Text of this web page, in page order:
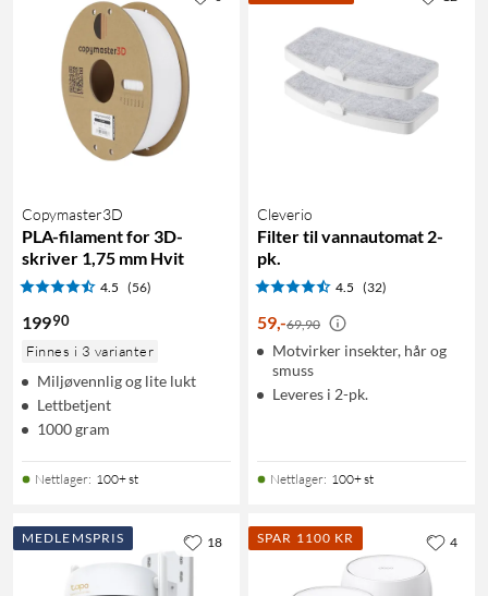
Copymaster3D
PLA-filament for 3D-
skriver 1,75 mm Hvit
4.5 (56)
19990
Finnes i 3 varianter
Miljøvennlig og lite lukt
Lettbetjent
1000 gram
Nettlager: 100+ st
Cleverio
Filter til vannautomat 2-
pk.
4.5 (32)
59,-69,90
Motvirker insekter, hår og
smuss
Leveres i 2-pk.
Nettlager: 100+ st
MEDLEMSPRIS 18 SPAR 1100 KR 4